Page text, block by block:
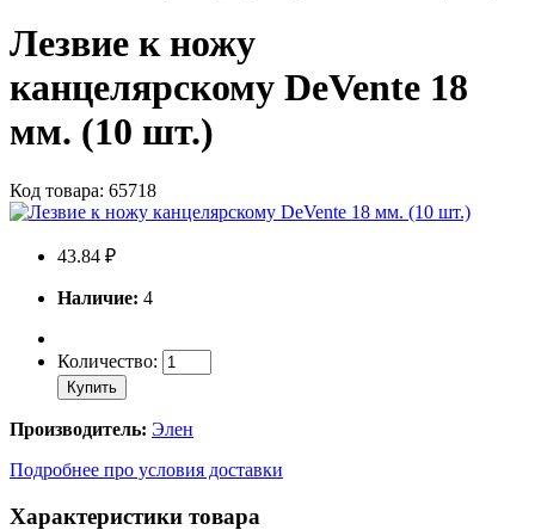
Лезвие к ножу
канцелярскому DeVente 18
мм. (10 шт.)
Код товара: 65718
43.84 ₽
Наличие: 4
Количество:
Купить
Производитель: Элен
Подробнее про условия доставки
Характеристики товара